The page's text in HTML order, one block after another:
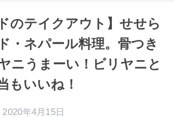
のテイクアウト】せせら
・ネパール料理。骨つき
ニうまーい！ビリヤニと
もいいね！
2020年4月15日